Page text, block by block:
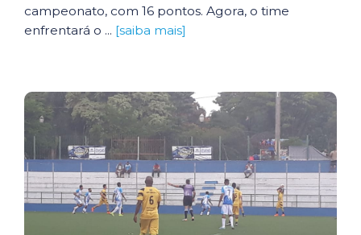
campeonato, com 16 pontos. Agora, o time
enfrentará o ... [saiba mais]